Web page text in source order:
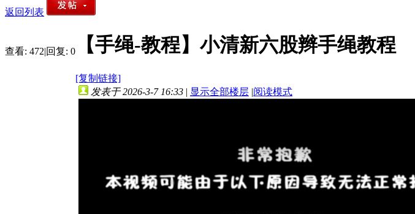
返回列表
查看: 472|回复: 0 【手绳-教程】小清新六股辫手绳教程
[复制链接]
发表于 2026-3-7 16:33 | 显示全部楼层 |阅读模式